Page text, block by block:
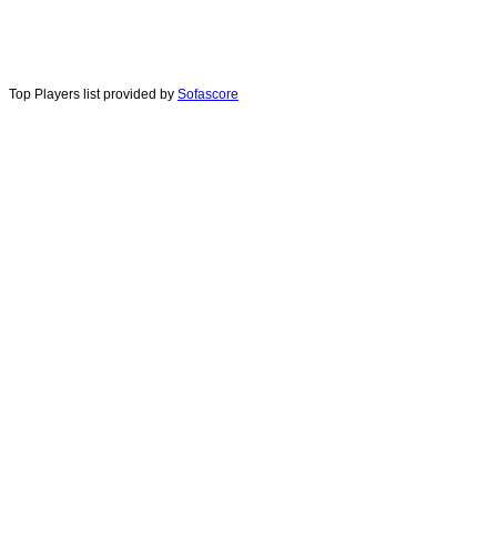
Top Players list provided by Sofascore